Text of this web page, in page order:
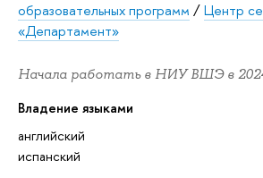
образовательных программ /Центр
«Департамент»
Начала работать в НИУ ВШЭ в
Владение языками
английский
испанский